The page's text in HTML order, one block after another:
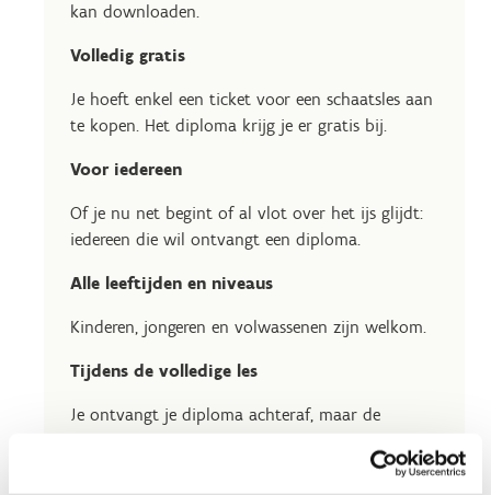
kan downloaden.
Volledig gratis
Je hoeft enkel een ticket voor een schaatsles aan
te kopen. Het diploma krijg je er gratis bij.
Voor iedereen
Of je nu net begint of al vlot over het ijs glijdt:
iedereen die wil ontvangt een diploma.
Alle leeftijden en niveaus
Kinderen, jongeren en volwassenen zijn welkom.
Tijdens de volledige les
Je ontvangt je diploma achteraf, maar de
gewoon kunt genieten van je schaatslesmoment.